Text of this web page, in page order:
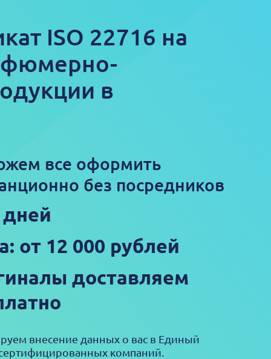
ISO 22716 на
в
все оформить
без посредников
от 12 000 рублей
доставляем
внесение данных о вас в Единый
компаний.